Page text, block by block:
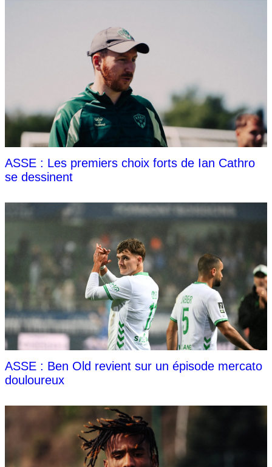
ASSE : Les premiers choix forts de Ian Cathro
se dessinent
ASSE : Ben Old revient sur un épisode mercato
douloureux